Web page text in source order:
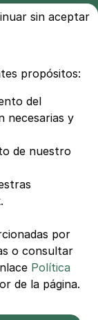
Recarga
sin aceptar
propósitos:
del
necesarias y
de nuestro
por
o consultar
Política
de la página.